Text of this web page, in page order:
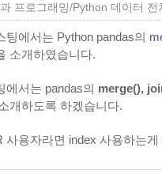
프로그래밍/Python 데이터 전
팅에서는 Python pandas의
소개하였습니다.
에서는 pandas의 merge(),
개하도록 하겠습니다.
사용자라면 index 사용하는